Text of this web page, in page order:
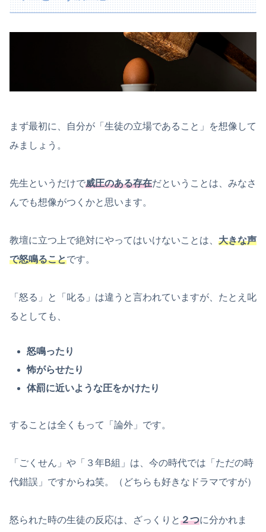
まず最初に、自分が「生徒の立場であること」を想像して
みましょう。
先生というだけで威圧のある存在だということは、みなさ
んでも想像がつくかと思います。
教壇に立つ上で絶対にやってはいけないことは、 大きな声
で怒鳴ることです。
「怒る」と「叱る」は違うと言われていますが、たとえ叱
るとしても、
怒鳴ったり
怖がらせたり
体罰に近いような圧をかけたり
することは全くもって「論外」です。
「ごくせん」や「３年B組」は、今の時代では「ただの時
代錯誤」ですからね笑。（どちらも好きなドラマですが）
怒られた時の生徒の反応は、ざっくりと２つに分かれま